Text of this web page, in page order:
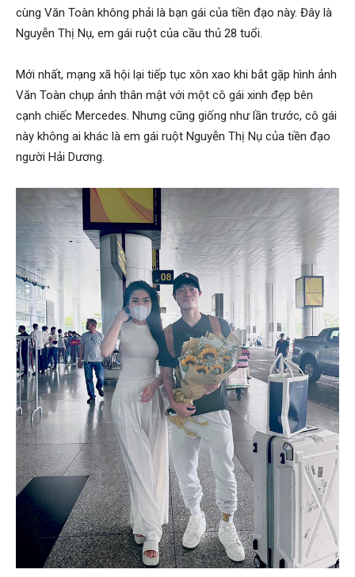
cùng Văn Toàn không phải là bạn gái của tiền đạo này. Đây là
Nguyễn Thị Nụ, em gái ruột của cầu thủ 28 tuổi.
Mới nhất, mạng xã hội lại tiếp tục xôn xao khi bắt gặp hình ảnh
Văn Toàn chụp ảnh thân mật với một cô gái xinh đẹp bên
cạnh chiếc Mercedes. Nhưng cũng giống như lần trước, cô gái
này không ai khác là em gái ruột Nguyễn Thị Nụ của tiền đạo
người Hải Dương.